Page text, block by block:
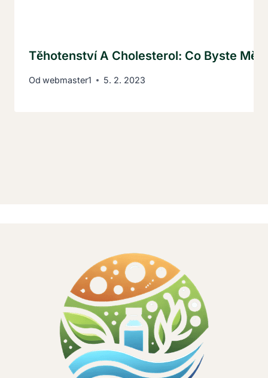
Těhotenství A Cholesterol: Co Byste
Od webmaster1 5. 2. 2023